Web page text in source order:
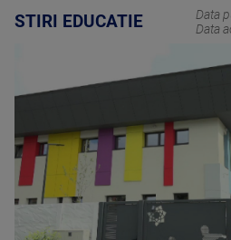
STIRI EDUCATIE Data
Data